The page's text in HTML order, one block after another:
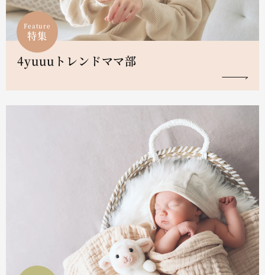
Feature
特集
4yuuuトレンドママ部